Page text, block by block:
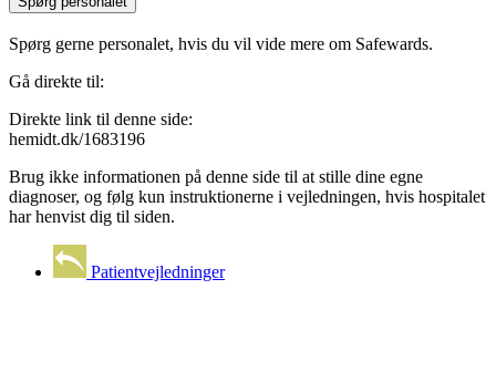
Spørg gerne personalet, hvis du vil vide mere om Safewards.
Gå direkte til:
Direkte link til denne side:
hemidt.dk/1683196
Brug ikke informationen på denne side til at stille dine egne
diagnoser, og følg kun instruktionerne i vejledningen, hvis hospitalet
har henvist dig til siden.
Patientvejledninger